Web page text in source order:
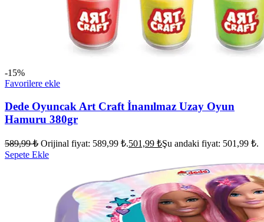
-15%
Favorilere ekle
Dede Oyuncak Art Craft İnanılmaz Uzay Oyun
Hamuru 380gr
589,99₺ Orijinal fiyat: 589,99 ₺.501,99 ₺Şu andaki fiyat: 501,99 ₺.
Sepete Ekle